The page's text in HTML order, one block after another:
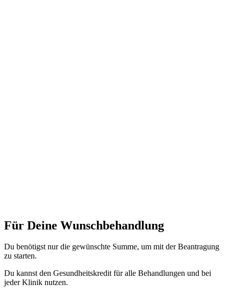
Für Deine Wunsch­behandlung
Du benötigst nur die gewünschte Summe, um mit der Beantragung
zu starten.
Du kannst den Gesundheitskredit für alle Behandlungen und bei
jeder Klinik nutzen.